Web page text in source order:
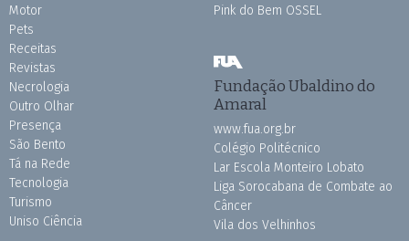
Motor
Pets
Receitas
Revistas
Necrologia
Outro Olhar
Presença
São Bento
Tá na Rede
Tecnologia
Turismo
Uniso Ciência
Pink do Bem OSSEL
Fundação Ubaldino do
Amaral
www.fua.org.br
Colégio Politécnico
Lar Escola Monteiro Lobato
Liga Sorocabana de Combate ao
Câncer
Vila dos Velhinhos